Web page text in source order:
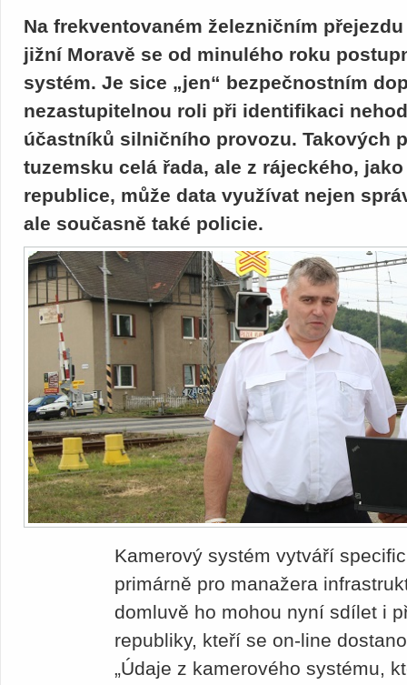
Na frekventovaném železničním
jižní Moravě se od minulého roku
systém. Je sice „jen“ bezpečnostním
nezastupitelnou roli při identifikaci
účastníků silničního provozu. Takových
tuzemsku celá řada, ale z rájeckého,
republice, může data využívat nejen
ale současně také policie.
Kamerový systém vytváří
primárně pro manažera
domluvě ho mohou nyní sdílet i
republiky, kteří se on-line
„Údaje z kamerového systému,